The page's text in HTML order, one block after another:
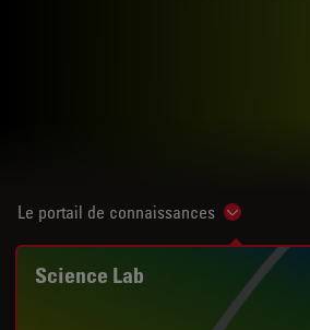
Le portail de connaissances Show
Science Lab